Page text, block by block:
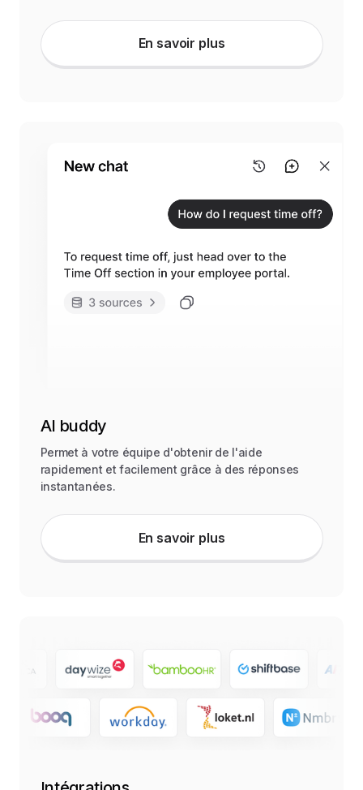
En savoir plus
AI buddy
Permet à votre équipe d'obtenir de l'aide
rapidement et facilement grâce à des réponses
instantanées.
En savoir plus